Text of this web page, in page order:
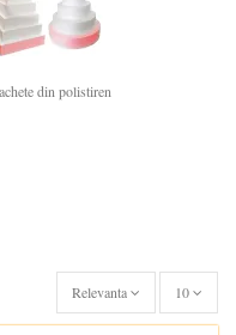
din polistiren
Relevanta
10